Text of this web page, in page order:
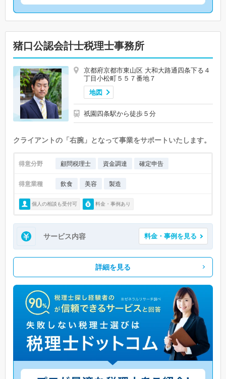
猪口公認会計士税理士事務所
京都府京都市東山区 大和大路通四条下る４
丁目小松町５５７番地７
地図
祇園四条駅から徒歩５分
クライアントの「右腕」となって事業をサポートいたします。
得意分野 顧問税理士 資金調達 確定申告
得意業種 飲食 美容 製造
個人の相談も受付可 料金・事例あり
サービス内容 料金・事例を見る
詳細を見る